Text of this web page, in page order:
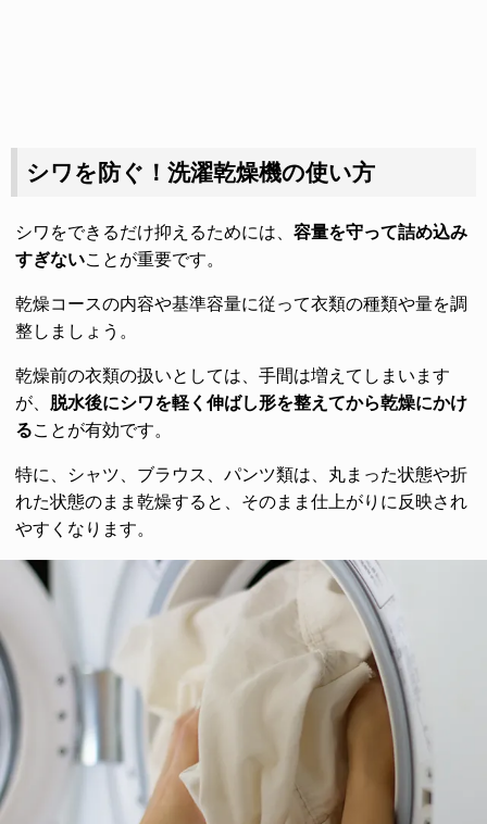
シワを防ぐ！洗濯乾燥機の使い方
シワをできるだけ抑えるためには、 容量を守って詰め込み
すぎないことが重要です。
乾燥コースの内容や基準容量に従って衣類の種類や量を調
整しましょう。
乾燥前の衣類の扱いとしては、手間は増えてしまいます
が、 脱水後にシワを軽く伸ばし形を整えてから乾燥にかけ
ることが有効です。
特に、シャツ、ブラウス、パンツ類は、丸まった状態や折
れた状態のまま乾燥すると、そのまま仕上がりに反映され
やすくなります。